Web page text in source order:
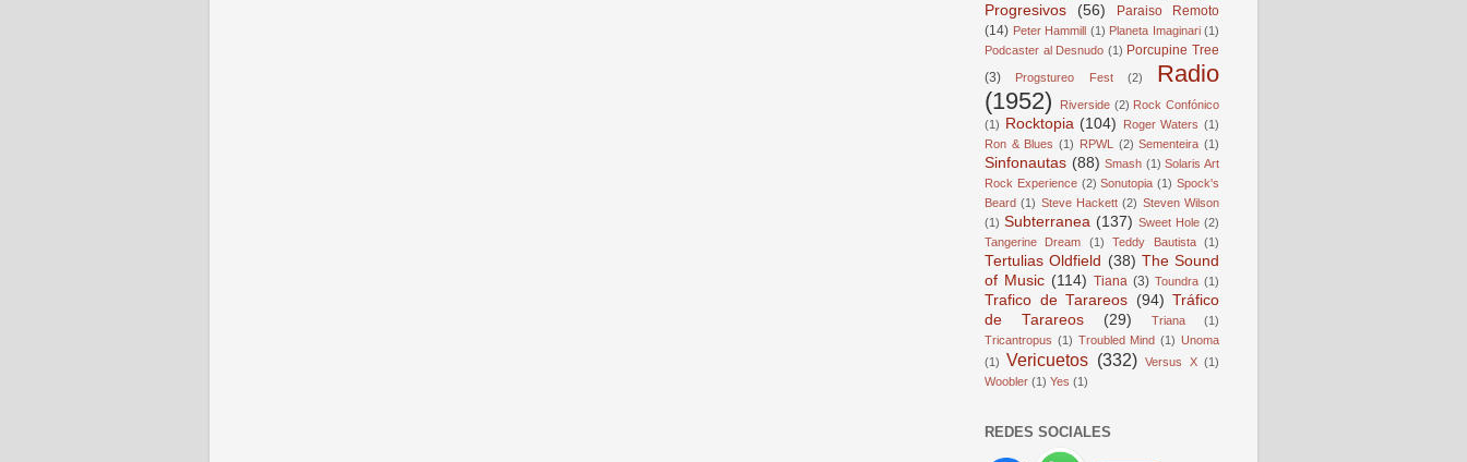
Progresivos
(56)
Paraiso Remoto
(14) Peter Hammill (1) Planeta Imaginari (1)
Podcaster al Desnudo (1) Porcupine Tree
(3)
Progstureo Fest (2)
Radio
(1952)
Riverside (2) Rock Confónico
(1) Rocktopia (104) Roger Waters (1)
Ron & Blues (1) RPWL (2) Sementeira (1)
Sinfonautas (88) Smash (1) Solaris Art
Rock Experience (2) Sonutopia (1) Spock's
Beard (1) Steve Hackett (2) Steven Wilson
(1) Subterranea (137) Sweet Hole (2)
Tangerine Dream
(1) Teddy Bautista (1)
Tertulias Oldfield (38) The Sound
of Music (114) Tiana (3) Toundra (1)
Trafico de Tarareos (94) Tráfico
de Tarareos
(29) Triana
(1)
Tricantropus (1) Troubled Mind (1) Unoma
(1)
Vericuetos (332) Versus X (1)
Woobler (1) Yes (1)
REDES SOCIALES